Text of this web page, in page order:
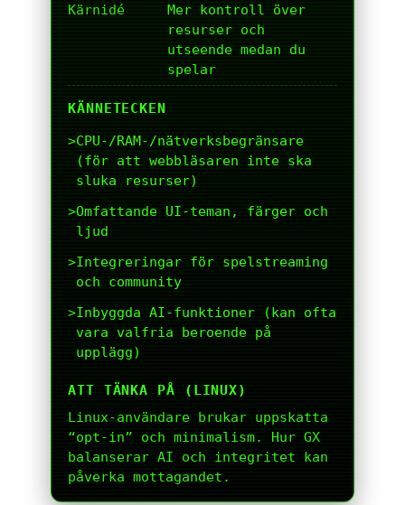
Kärnidé
Mer kontroll över
resurser och
utseende medan du
spelar
KÄNNETECKEN
>CPU-/RAM-/nätverksbegränsare
(för att webbläsaren inte ska
sluka resurser)
>Omfattande UI-teman, färger och
ljud
>Integreringar för spelstreaming
och community
>Inbyggda AI-funktioner (kan ofta
vara valfria beroende på
upplägg)
ATT TÄNKA PÅ (LINUX)
Linux-användare brukar uppskatta
“opt-in” och minimalism. Hur GX
balanserar AI och integritet kan
påverka mottagandet.